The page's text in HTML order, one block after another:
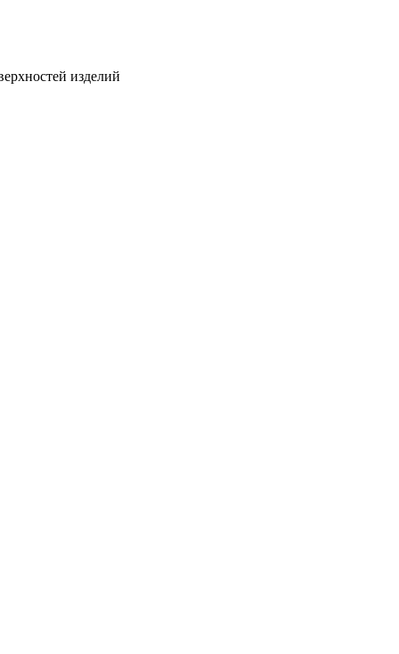
изделий